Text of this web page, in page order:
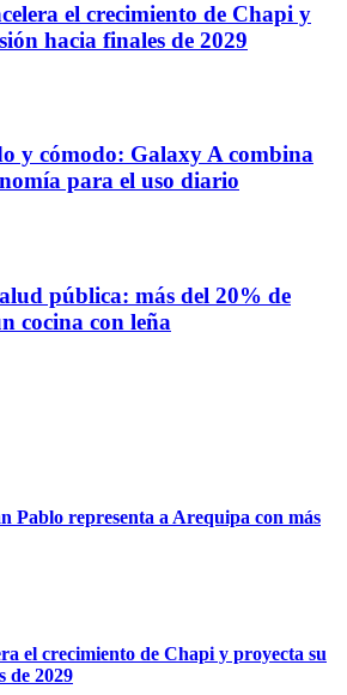
el crecimiento de Chapi y
hacia finales de 2029
y cómodo: Galaxy A combina
para el uso diario
pública: más del 20% de
cocina con leña
Pablo representa a Arequipa con más
el crecimiento de Chapi y proyecta su
de 2029